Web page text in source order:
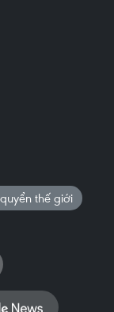
thế giới